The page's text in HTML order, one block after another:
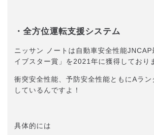
・全方位運転支援システム
ニッサン ノートは自動車安全性能JNCAP
イブスター賞」を2021年に獲得しており
衝突安全性能、予防安全性能ともにAラ
しているんですよ！
具体的には